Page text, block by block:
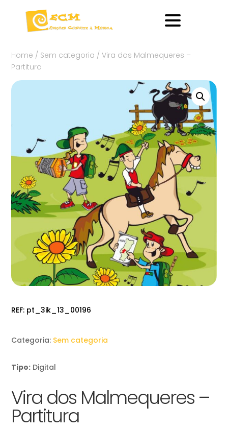
Home / Sem categoria / Vira dos Malmequeres –
Partitura
REF: pt_3ik_13_00196
Categoria: Sem categoria
Tipo: Digital
Vira dos Malmequeres –
Partitura